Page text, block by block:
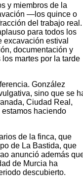
y miembros de la
—los quince o
del trabajo real.
para todos los
estival
documentación y
martes por la tarde
González
sino que se
Ciudad Real,
haciendo
de la finca, que
de La Bastida, que
anunció además
de Murcia ha
descubierto.